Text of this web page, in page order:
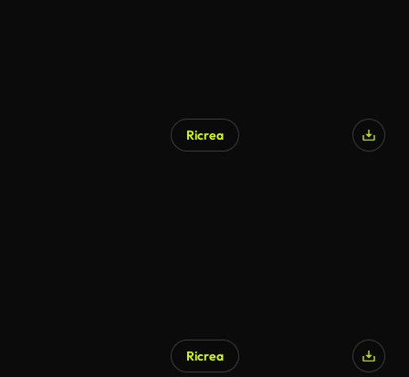
Ricrea
Ricrea